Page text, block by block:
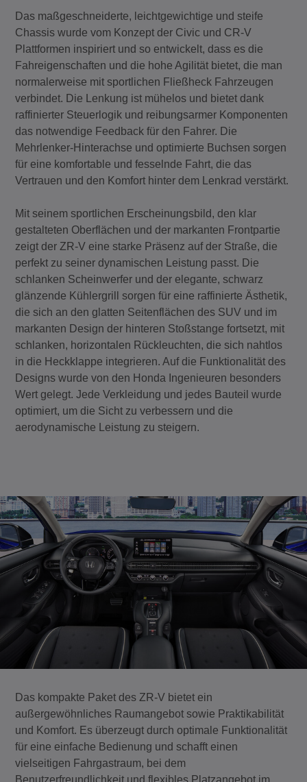
Das maßgeschneiderte, leichtgewichtige und steife
Chassis wurde vom Konzept der Civic und CR-V
Plattformen inspiriert und so entwickelt, dass es die
Fahreigenschaften und die hohe Agilität bietet, die man
normalerweise mit sportlichen Fließheck Fahrzeugen
verbindet. Die Lenkung ist mühelos und bietet dank
raffinierter Steuerlogik und reibungsarmer Komponenten
das notwendige Feedback für den Fahrer. Die
Mehrlenker-Hinterachse und optimierte Buchsen sorgen
für eine komfortable und fesselnde Fahrt, die das
Vertrauen und den Komfort hinter dem Lenkrad verstärkt.
Mit seinem sportlichen Erscheinungsbild, den klar
gestalteten Oberflächen und der markanten Frontpartie
zeigt der ZR-V eine starke Präsenz auf der Straße, die
perfekt zu seiner dynamischen Leistung passt. Die
schlanken Scheinwerfer und der elegante, schwarz
glänzende Kühlergrill sorgen für eine raffinierte Ästhetik,
die sich an den glatten Seitenflächen des SUV und im
markanten Design der hinteren Stoßstange fortsetzt, mit
schlanken, horizontalen Rückleuchten, die sich nahtlos
in die Heckklappe integrieren. Auf die Funktionalität des
Designs wurde von den Honda Ingenieuren besonders
Wert gelegt. Jede Verkleidung und jedes Bauteil wurde
optimiert, um die Sicht zu verbessern und die
aerodynamische Leistung zu steigern.
Das kompakte Paket des ZR-V bietet ein
außergewöhnliches Raumangebot sowie Praktikabilität
und Komfort. Es überzeugt durch optimale Funktionalität
für eine einfache Bedienung und schafft einen
vielseitigen Fahrgastraum, bei dem